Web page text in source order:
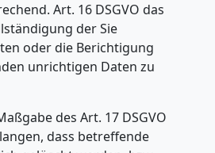
Art. 16 DSGVO das
der Sie
oder die Berichtigung
unrichtigen Daten zu
des Art. 17 DSGVO
dass betreffende